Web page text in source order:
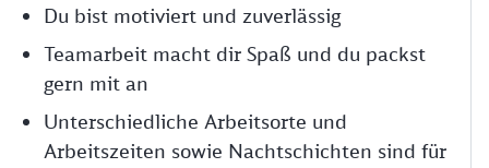
Du bist motiviert und zuverlässig
Teamarbeit macht dir Spaß und du packst
gern mit an
Unterschiedliche Arbeitsorte und
Arbeitszeiten sowie Nachtschichten sind für